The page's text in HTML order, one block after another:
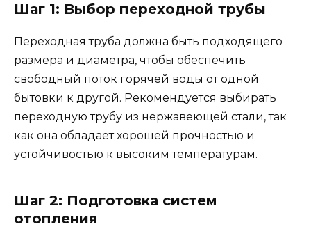
Шаг 1: Выбор переходной трубы
Переходная труба должна быть подходящего
размера и диаметра, чтобы обеспечить
свободный поток горячей воды от одной
бытовки к другой. Рекомендуется выбирать
переходную трубу из нержавеющей стали, так
как она обладает хорошей прочностью и
устойчивостью к высоким температурам.
Шаг 2: Подготовка систем
отопления